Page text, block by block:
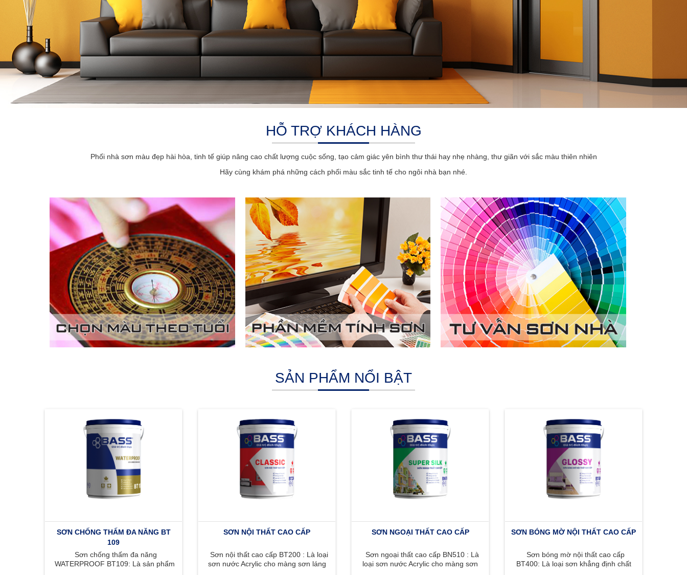
HỖ TRỢ KHÁCH HÀNG
Phối nhà sơn màu đẹp hài hòa, tinh tế giúp nâng cao chất lượng cuộc sống, tạo cảm giác yên bình thư thái hay nhẹ nhàng, thư giãn với sắc màu thiên nhiên
Hãy cùng khám phá những cách phối màu sắc tinh tế cho ngôi nhà bạn nhé.
SẢN PHẨM NỔI BẬT
SƠN CHỐNG THẤM ĐA NĂNG BT
109
Sơn chống thấm đa năng
WATERPROOF BT109: Là sản phẩm
SƠN NỘI THẤT CAO CẤP
Sơn nội thất cao cấp BT200 : Là loại
sơn nước Acrylic cho màng sơn láng
SƠN NGOẠI THẤT CAO CẤP
Sơn ngoại thất cao cấp BN510 : Là
loại sơn nước Acrylic cho màng sơn
SƠN BÓNG MỜ NỘI THẤT CAO CẤP
Sơn bóng mờ nội thất cao cấp
BT400: Là loại sơn khẳng định chất